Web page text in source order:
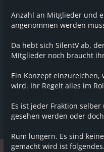
Anzahl an Mitglieder und
angenommen werden
Da hebt sich SilentV ab,
Mitglieder noch braucht
Ein Konzept einzureichen,
wird. Ihr Regelt alles im
Es ist jeder Fraktion
gesehen werden oder
Rum lungern. Es sind
gemacht wird ist